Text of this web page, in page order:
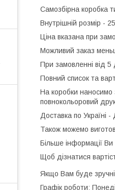
Самозбірна коробка
Внутрішній розмір -
Ціна вказана при
Можливий заказ
При замовленні від 5
Повний список та
На коробки
повнокольоровий
Доставка по Україні
Також можемо
Більше інформації
Щоб дізнатися
Якщо Вам буде
Графік роботи: